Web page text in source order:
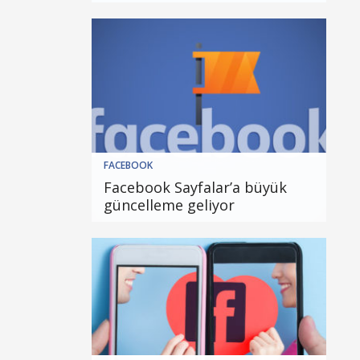
FACEBOOK
Facebook Sayfalar’a büyük
güncelleme geliyor